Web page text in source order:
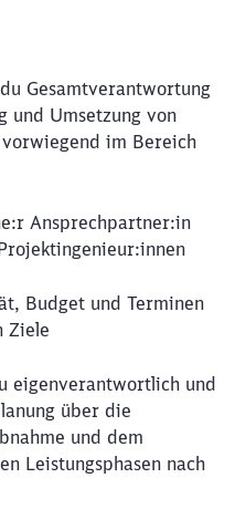
Gesamtverantwortung
und Umsetzung von
im Bereich
Ansprechpartner:in
Budget und Terminen
Ziele
eigenverantwortlich und
über die
und dem
Leistungsphasen nach